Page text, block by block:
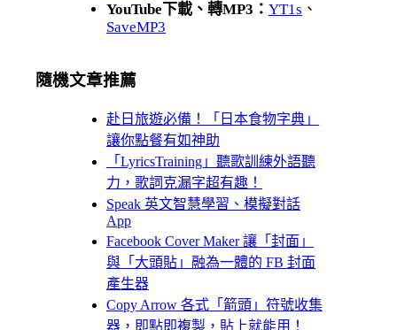
YouTube下載、轉MP3： YT1s 、
SaveMP3
隨機文章推薦
赴日旅遊必備！「日本食物字典」
讓你點餐有如神助
「LyricsTraining」聽歌訓練外語聽
力，歌詞克漏字超有趣！
Speak 英文智慧學習、模擬對話
App
Facebook Cover Maker 讓「封面」
與「大頭貼」融為一體的 FB 封面
產生器
Copy Arrow 各式「箭頭」符號收集
器，即點即複製，貼上就能用！